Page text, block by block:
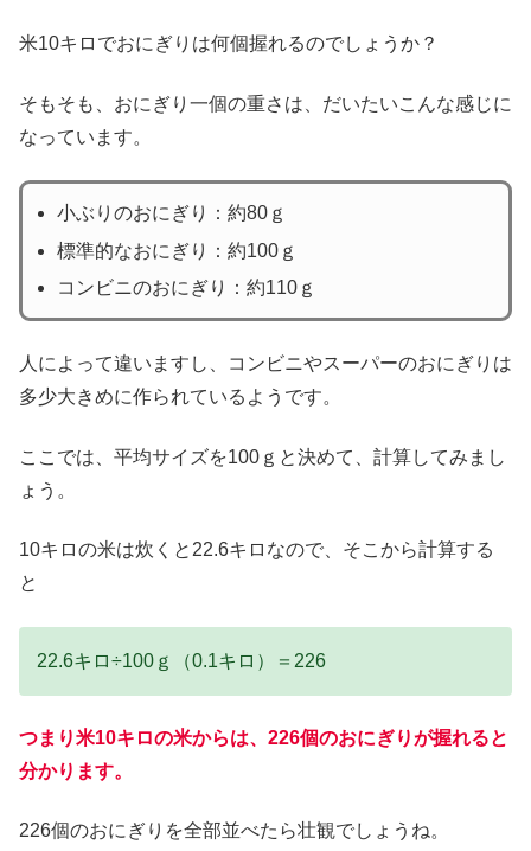
米10キロでおにぎりは何個握れるのでしょうか？
そもそも、おにぎり一個の重さは、だいたいこんな感じに
なっています。
小ぶりのおにぎり：約80ｇ
標準的なおにぎり：約100ｇ
コンビニのおにぎり：約110ｇ
人によって違いますし、コンビニやスーパーのおにぎりは
多少大きめに作られているようです。
ここでは、平均サイズを100ｇと決めて、計算してみまし
ょう。
10キロの米は炊くと22.6キロなので、そこから計算する
と
22.6キロ÷100ｇ（0.1キロ）＝226
つまり米10キロの米からは、226個のおにぎりが握れると
分かります。
226個のおにぎりを全部並べたら壮観でしょうね。